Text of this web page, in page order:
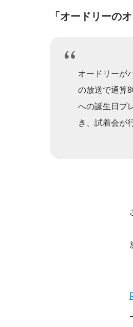
「オードリーの
オードリーが
の放送で通算
への誕生日プ
き、試着会が